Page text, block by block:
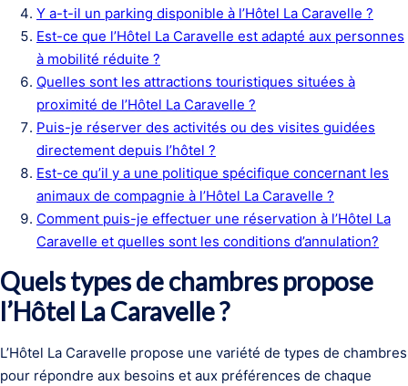
Y a-t-il un parking disponible à l’Hôtel La Caravelle ?
Est-ce que l’Hôtel La Caravelle est adapté aux personnes
à mobilité réduite ?
Quelles sont les attractions touristiques situées à
proximité de l’Hôtel La Caravelle ?
Puis-je réserver des activités ou des visites guidées
directement depuis l’hôtel ?
Est-ce qu’il y a une politique spécifique concernant les
animaux de compagnie à l’Hôtel La Caravelle ?
Comment puis-je effectuer une réservation à l’Hôtel La
Caravelle et quelles sont les conditions d’annulation?
Quels types de chambres propose
l’Hôtel La Caravelle ?
L’Hôtel La Caravelle propose une variété de types de chambres
pour répondre aux besoins et aux préférences de chaque